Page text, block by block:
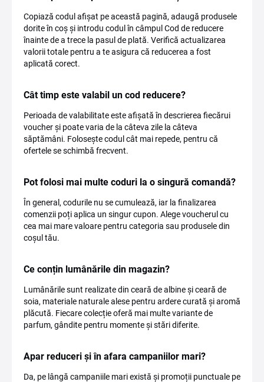
Copiază codul afișat pe această pagină, adaugă produsele
dorite în coș și introdu codul în câmpul Cod de reducere
înainte de a trece la pasul de plată. Verifică actualizarea
valorii totale pentru a te asigura că reducerea a fost
aplicată corect.
Cât timp este valabil un cod reducere?
Perioada de valabilitate este afișată în descrierea fiecărui
voucher și poate varia de la câteva zile la câteva
săptămâni. Folosește codul cât mai repede, pentru că
ofertele se schimbă frecvent.
Pot folosi mai multe coduri la o singură comandă?
În general, codurile nu se cumulează, iar la finalizarea
comenzii poți aplica un singur cupon. Alege voucherul cu
cea mai mare valoare pentru categoria sau produsele din
coșul tău.
Ce conțin lumânările din magazin?
Lumânările sunt realizate din ceară de albine și ceară de
soia, materiale naturale alese pentru ardere curată și aromă
plăcută. Fiecare colecție oferă mai multe variante de
parfum, gândite pentru momente și stări diferite.
Apar reduceri și în afara campaniilor mari?
Da, pe lângă campaniile mari există și promoții punctuale pe